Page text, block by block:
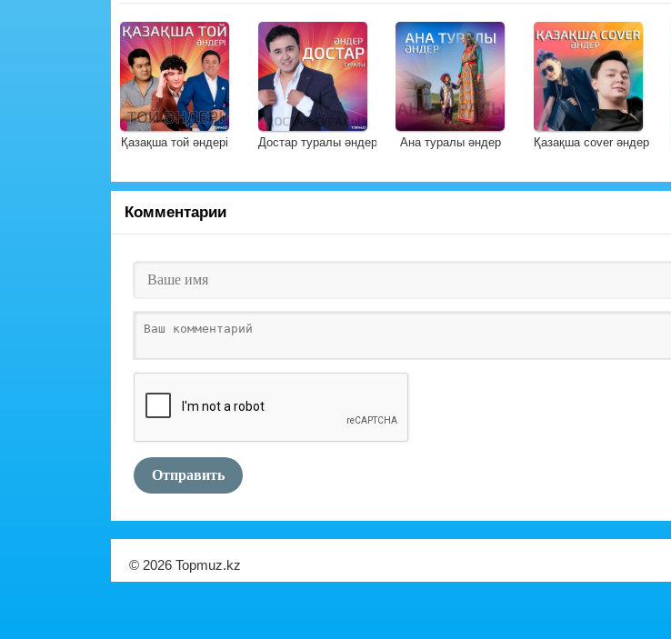
Қазақша той әндері Достар туралы әндер Ана туралы әндер Қазақша cover әндер
Комментарии
Отправить
© 2026 Topmuz.kz